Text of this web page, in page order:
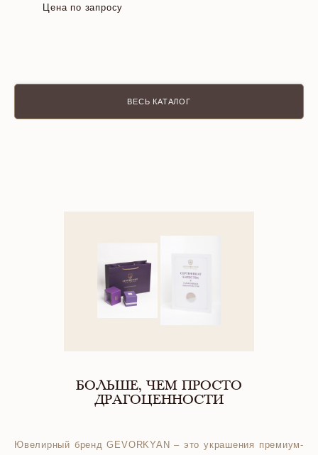
Цена по запросу
ВЕСЬ КАТАЛОГ
БОЛЬШЕ, ЧЕМ ПРОСТО
ДРАГОЦЕННОСТИ
Ювелирный бренд GEVORKYAN – это украшения премиум-